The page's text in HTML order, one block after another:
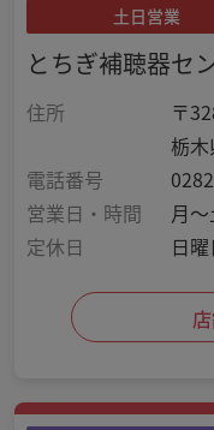
土日営業
とちぎ補聴器セ
住所
〒
栃
電話番号
営業日・時間
月
定休日
日